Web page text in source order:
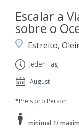
Escalar a
sobre o
Estreito,
Jeden Tag
August
*Preis pro Person
minimal 1/